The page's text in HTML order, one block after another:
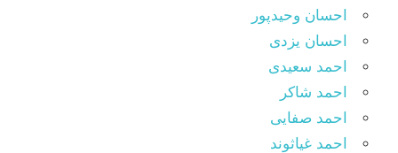
احسان وحیدپور
احسان یزدی
احمد سعیدی
احمد شاکر
احمد صفایی
احمد غیاثوند